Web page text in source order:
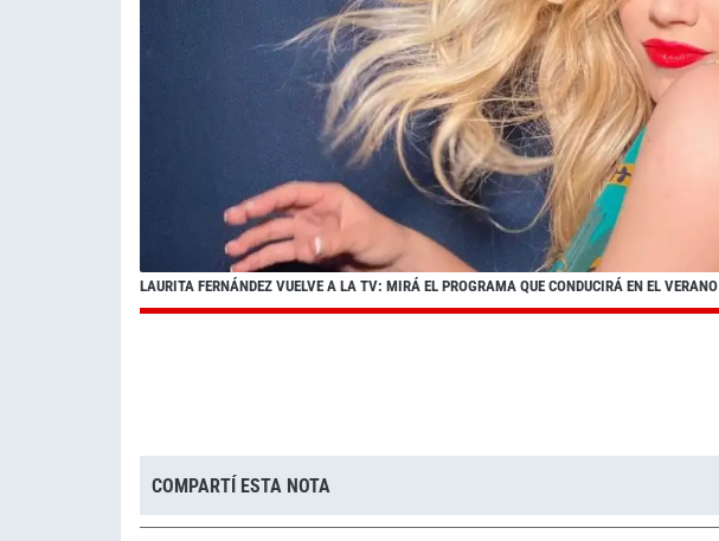
LAURITA FERNÁNDEZ VUELVE A LA TV: MIRÁ EL PROGRAMA QUE CONDUCIRÁ EN EL VERANO
COMPARTÍ ESTA NOTA